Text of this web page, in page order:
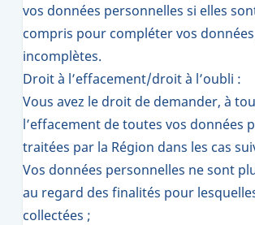
vos données personnelles si elles
compris pour compléter vos
incomplètes.
Droit à l’effacement/droit à l’oubli :
Vous avez le droit de demander, à
l’effacement de toutes vos données
traitées par la Région dans les cas
Vos données personnelles ne sont
au regard des finalités pour
collectées ;